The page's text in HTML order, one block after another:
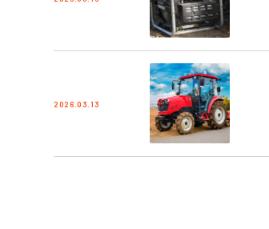
2026.03.13